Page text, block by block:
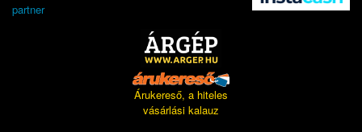
partner
Árukereső, a hiteles
vásárlási kalauz